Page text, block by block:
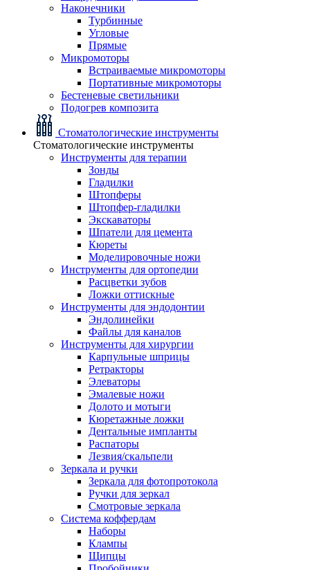
Наконечники
Турбинные
Угловые
Прямые
Микромоторы
Встраиваемые микромоторы
Портативные микромоторы
Бестеневые светильники
Подогрев композита
Стоматологические инструменты
Стоматологические инструменты
Инструменты для терапии
Зонды
Гладилки
Штопферы
Штопфер-гладилки
Экскаваторы
Шпатели для цемента
Кюреты
Моделировочные ножи
Инструменты для ортопедии
Расцветки зубов
Ложки оттискные
Инструменты для эндодонтии
Эндолинейки
Файлы для каналов
Инструменты для хирургии
Карпульные шприцы
Ретракторы
Элеваторы
Эмалевые ножи
Долото и мотыги
Кюретажные ложки
Дентальные импланты
Распаторы
Лезвия/скальпели
Зеркала и ручки
Зеркала для фотопротокола
Ручки для зеркал
Смотровые зеркала
Система коффердам
Наборы
Клампы
Щипцы